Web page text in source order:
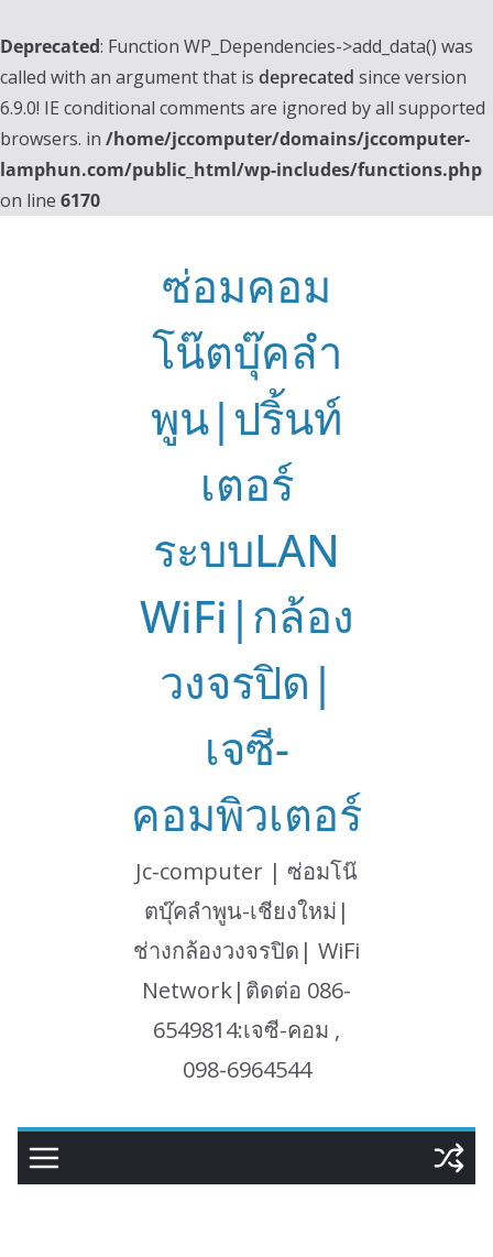
Deprecated: Function WP_Dependencies->add_data() was
called with an argument that is deprecated since version
6.9.0! IE conditional comments are ignored by all supported
browsers. in /home/jccomputer/domains/jccomputer-
lamphun.com/public_html/wp-includes/functions.php
on line 6170
ซ่อมคอม
โน๊ตบุ๊คลำ
พูน|ปริ้นท์
เตอร์
ระบบLAN
WiFi|กล้อง
วงจรปิด|
เจซี-
คอมพิวเตอร์
Jc-computer | ซ่อมโน๊
ตบุ๊คลำพูน-เชียงใหม่|
ช่างกล้องวงจรปิด| WiFi
Network|ติดต่อ 086-
6549814:เจซี-คอม ,
098-6964544